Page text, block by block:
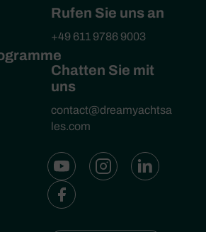
Rufen Sie uns an
+49 611 9786 9003
Chatten Sie mit
uns
contact@dreamyachtsa
les.com